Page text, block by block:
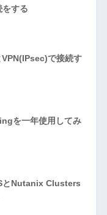
する
で接続す
を一年使用してみ
とNutanix Clusters